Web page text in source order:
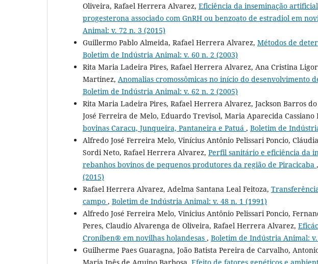
Oliveira, Rafael Herrera Alvarez, Eficiência da inseminação
progesterona associado com GnRH ou benzoato de estradiol em
Animal: v. 72 n. 3 (2015)
Guillermo Pablo Almeida, Rafael Herrera Alvarez, Métodos de
Boletim de Indústria Animal: v. 60 n. 2 (2003)
Rita Maria Ladeira Pires, Rafael Herrera Alvarez, Ana Cristina
Martinez, Anomalias cromossômicas no início do desenvolvimento
Boletim de Indústria Animal: v. 62 n. 2 (2005)
Rita Maria Ladeira Pires, Rafael Herrera Alvarez, Jackson Barros
José Ferreira de Melo, Eduardo Trevisol, Maria Aparecida Cassiano
bovinas Caracu, Junqueira, Pantaneira e Patuá , Boletim de
Alfredo José Ferreira Melo, Vinícius Antônio Pelissari Poncio,
Sordi Neto, Rafael Herrera Alvarez, Perfil sanitário e eficiência da
rebanhos bovinos de pequenos produtores da região de Piracicaba ,
(2015)
Rafael Herrera Alvarez, Adelma Santana Leal Feitoza,
campo , Boletim de Indústria Animal: v. 48 n. 1 (1991)
Alfredo José Ferreira Melo, Vinicius Antônio Pelissari Poncio,
Peres, Claudio Alvarenga de Oliveira, Rafael Herrera Alvarez,
Croniben® em novilhas holandesas , Boletim de Indústria Animal: v.
Guilherme Paes Guaragna, João Batista Pereira de Carvalho,
Maria Inês de Aquino Barbosa, Efeito de fatores genéticos e